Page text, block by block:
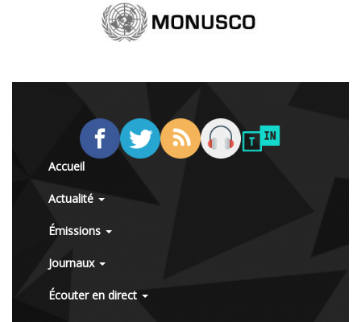
Accueil
Actualité
Émissions
Journaux
Écouter en direct